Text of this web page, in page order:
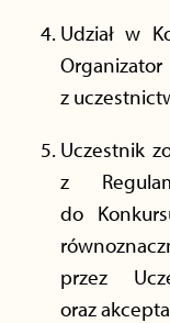
Udział w
z
Uczestnik
z
do
przez
oraz